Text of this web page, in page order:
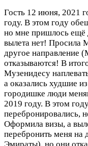
Гость 12 июня, 2021
году. В этом году
но мне пришлось ещё
вылета нет! Просила
другое направление
отказываются! В
Музенидесу
а оказались худшие
городишке люди
2019 году. В этом
перебронировались,
Оформила визы, а
перебронить меня на